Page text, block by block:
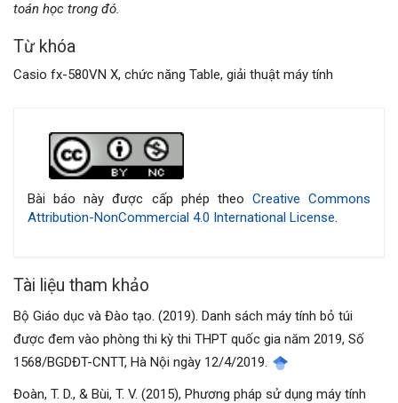
toán học trong đó.
Từ khóa
Casio fx-580VN X, chức năng Table, giải thuật máy tính
bài
Bài báo này được cấp phép theo Creative Commons
Attribution-NonCommercial 4.0 International License.
Tài liệu tham khảo
Bộ Giáo dục và Đào tạo. (2019). Danh sách máy tính bỏ túi
được đem vào phòng thi kỳ thi THPT quốc gia năm 2019, Số
1568/BGDĐT-CNTT, Hà Nội ngày 12/4/2019.
Đoàn, T. D., & Bùi, T. V. (2015), Phương pháp sử dụng máy tính